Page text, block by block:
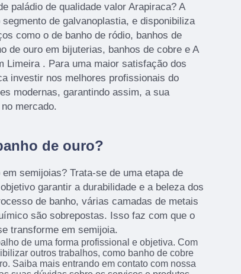
paládio de qualidade valor Arapiraca? A
de galvanoplastia, e disponibiliza
como o de banho de ródio, banhos de
de ouro em bijuterias, banhos de cobre e A
Limeira . Para uma maior satisfação dos
investir nos melhores profissionais do
modernas, garantindo assim, a sua
mercado.
de ouro?
semijoias? Trata-se de uma etapa de
garantir a durabilidade e a beleza dos
de banho, várias camadas de metais
são sobrepostas. Isso faz com que o
transforme em semijoia.
de uma forma profissional e objetiva. Com
outros trabalhos, como banho de cobre
Saiba mais entrando em contato com nossa